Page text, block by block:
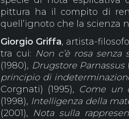
pittura ha il compito di
quell’ignoto che la scienza
Giorgio Griffa, artista-
tra cui: Non c’è rosa senza
(1980), Drugstore Parnassus
principio di
Corgnati) (1995), Come un
(1998), Intelligenza della
(2001), Nota sulla